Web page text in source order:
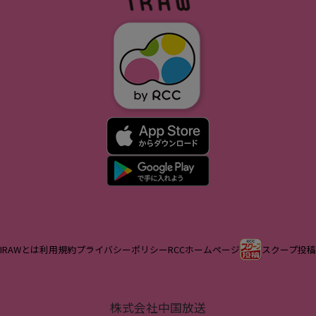
IRAWとは利用規約プライバシーポリシーRCCホームページ スクープ投稿
株式会社中国放送